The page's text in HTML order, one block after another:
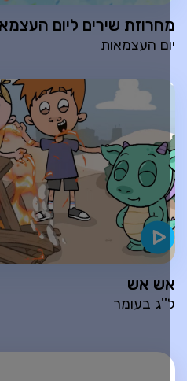
שירים ליום העצמאות
העצמאות
אש
בעומר